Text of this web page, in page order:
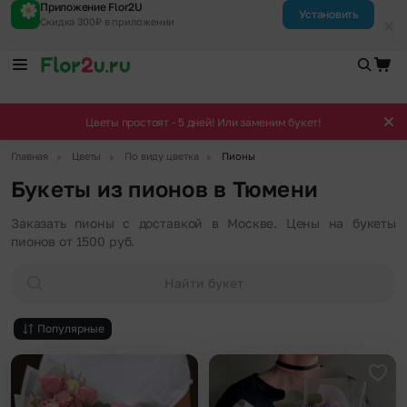
Приложение Flor2U
Скидка 300₽ в приложении
Установить
Цветы простоят - 5 дней! Или заменим букет!
Главная Цветы По виду цветка Пионы
Букеты из пионов в Тюмени
Заказать пионы с доставкой в Москве. Цены на букеты
пионов от 1500 руб.
Найти букет
Популярные
Добавить в избранное